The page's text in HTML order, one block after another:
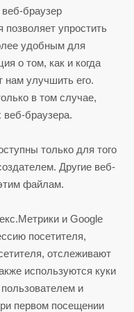
браузер
упростить
удобным для
о том, как и когда
нам улучшить его.
в том случае,
веб-браузера.
только для того
Другие веб-
файлам.
и Google
посетителя,
отслеживают
используются куки
и
первом посещении